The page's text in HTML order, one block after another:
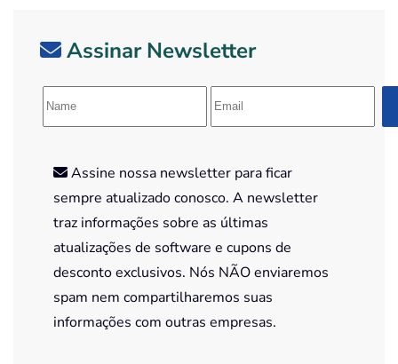
Assinar Newsletter
Assine nossa newsletter para ficar
sempre atualizado conosco. A newsletter
traz informações sobre as últimas
atualizações de software e cupons de
desconto exclusivos. Nós NÃO enviaremos
spam nem compartilharemos suas
informações com outras empresas.